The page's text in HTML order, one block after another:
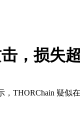
，损失
，THORChain 疑似